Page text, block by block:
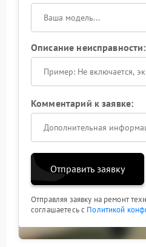
Описание неисправности:
Комментарий к заявке:
Отправить заявку
Отправляя заявку на ремонт
соглашаетесь с Политикой